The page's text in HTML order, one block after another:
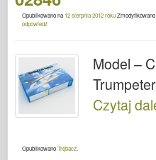
Opublikowano na 12 sierpnia 2012 rokuZmodyfikowano
odpowiedź
Model –
Czytaj
OpublikowanoTrębacz